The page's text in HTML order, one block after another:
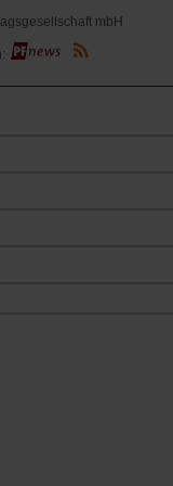
mbH
(Öffnet
in
neuen